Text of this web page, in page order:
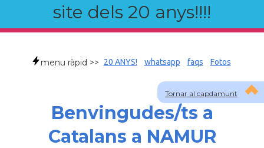
site dels 20 anys!!!!
Tornar al capdamunt
menu ràpid >> 20 ANYS! whatsapp faqs Fotos
Benvingudes/ts a
Catalans a NAMUR